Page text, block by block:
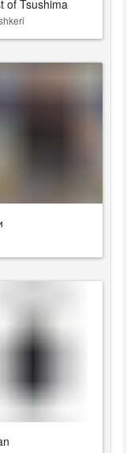
of Tsushima